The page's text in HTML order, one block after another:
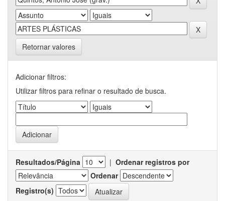
Retornar valores
Adicionar filtros:
Utilizar filtros para refinar o resultado de busca.
Resultados/Página | Ordenar registros por
Ordenar
Registro(s)